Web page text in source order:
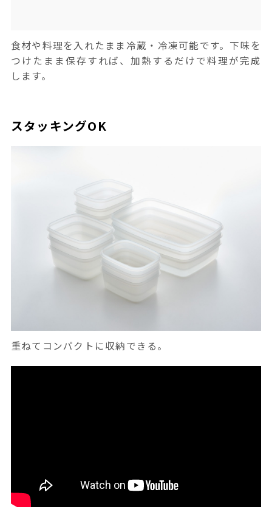
食材や料理を入れたまま冷蔵・冷凍可能です。下味を
つけたまま保存すれば、加熱するだけで料理が完成
します。
スタッキングOK
重ねてコンパクトに収納できる。